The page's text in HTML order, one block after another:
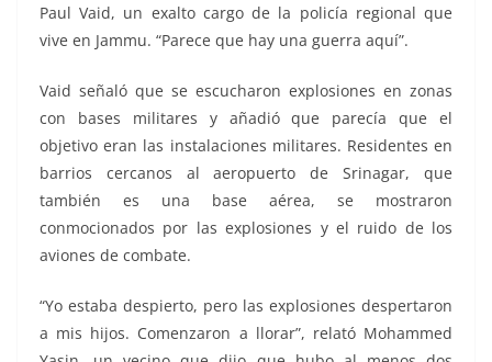
Paul Vaid, un exalto cargo de la policía regional que
vive en Jammu. “Parece que hay una guerra aquí”.
Vaid señaló que se escucharon explosiones en zonas
con bases militares y añadió que parecía que el
objetivo eran las instalaciones militares. Residentes en
barrios cercanos al aeropuerto de Srinagar, que
también es una base aérea, se mostraron
conmocionados por las explosiones y el ruido de los
aviones de combate.
“Yo estaba despierto, pero las explosiones despertaron
a mis hijos. Comenzaron a llorar”, relató Mohammed